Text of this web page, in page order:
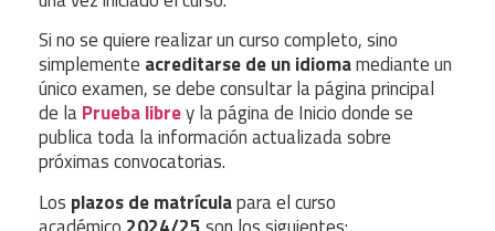
Si no se quiere realizar un curso completo, sino
simplemente acreditarse de un idiomamediante un
único examen, se debe consultar la página principal
de laPrueba librey la página de Inicio donde se
publica toda la información actualizada sobre
próximas convocatorias.
Los plazos de matrículapara el curso